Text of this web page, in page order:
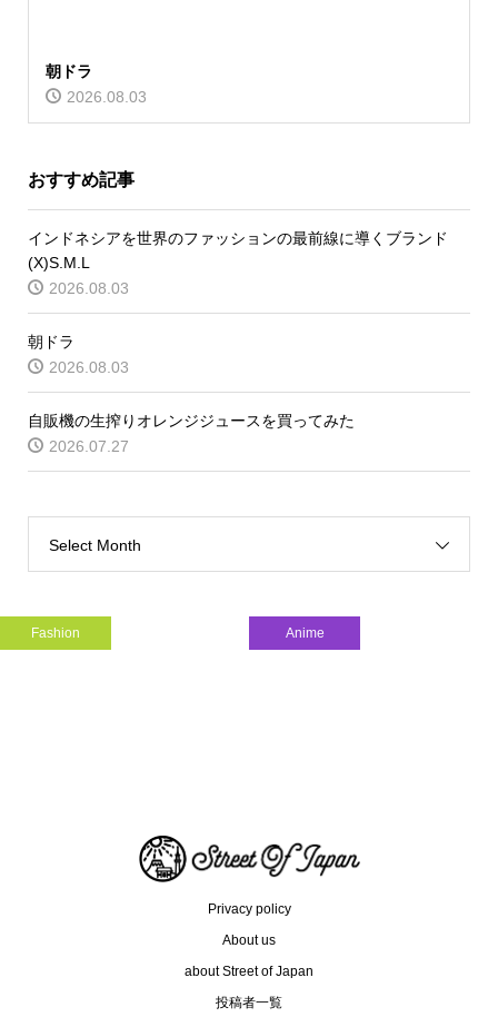
朝ドラ
2026.08.03
おすすめ記事
インドネシアを世界のファッションの最前線に導くブランド
(X)S.M.L
2026.08.03
朝ドラ
2026.08.03
自販機の生搾りオレンジジュースを買ってみた
2026.07.27
Select Month
Fashion Anime
Privacy policy
About us
about Street of Japan
投稿者一覧